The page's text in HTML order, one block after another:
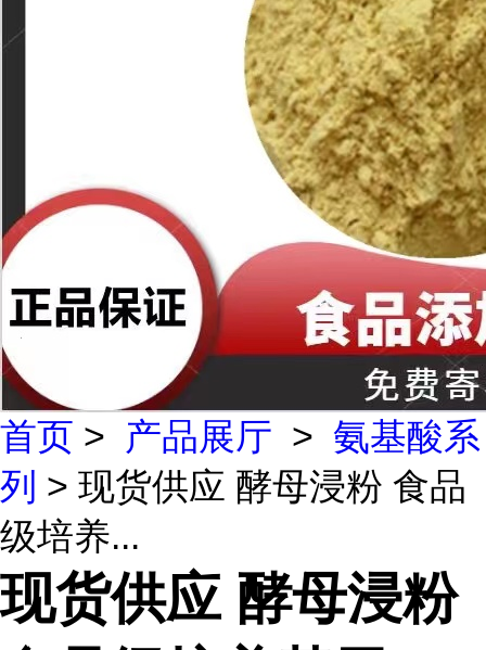
首页 > 产品展厅 > 氨基酸系
列 > 现货供应 酵母浸粉 食品
级培养...
现货供应 酵母浸粉